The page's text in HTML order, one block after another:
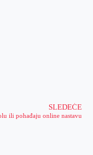
SLEDEĆE
ili pohađaju online nastavu